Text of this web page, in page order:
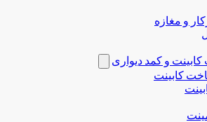
و مغازه
و کمد دیواری
کابینت